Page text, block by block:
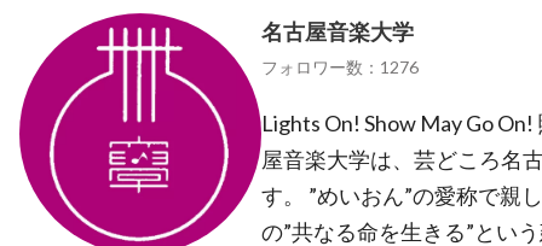
名古屋音楽大学
フォロワー数：1276
Lights On! Show May Go
屋音楽大学は、芸どころ名
す。 ”めいおん”の愛称で親
の”共なる命を生きる”とい